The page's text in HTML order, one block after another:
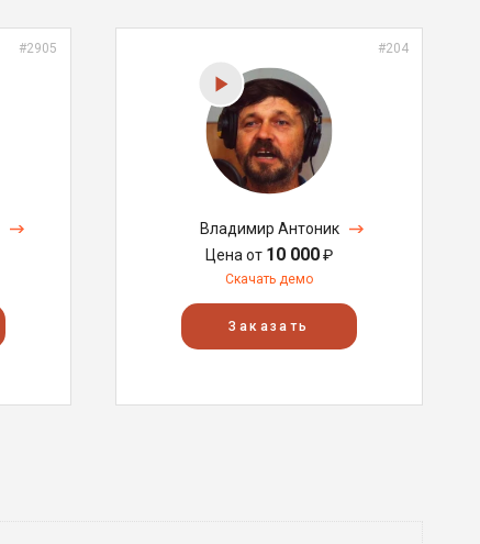
#2905 #204
Владимир Антоник
Цена от 10 000₽
Скачать демо
Заказать